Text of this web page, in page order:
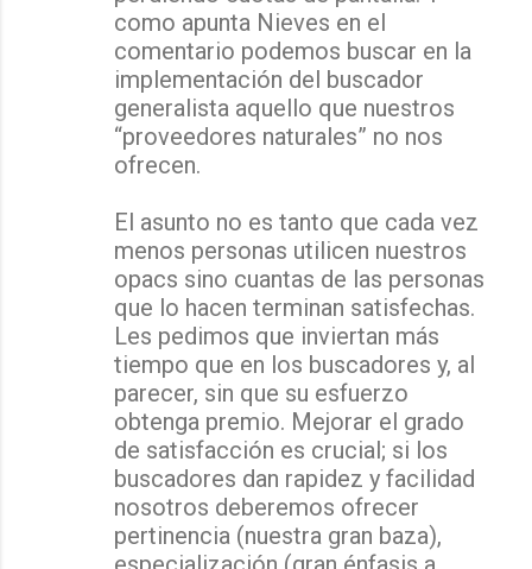
como apunta Nieves en el
comentario podemos buscar en la
implementación del buscador
generalista aquello que nuestros
“proveedores naturales” no nos
ofrecen.
El asunto no es tanto que cada vez
menos personas utilicen nuestros
opacs sino cuantas de las personas
que lo hacen terminan satisfechas.
Les pedimos que inviertan más
tiempo que en los buscadores y, al
parecer, sin que su esfuerzo
obtenga premio. Mejorar el grado
de satisfacción es crucial; si los
buscadores dan rapidez y facilidad
nosotros deberemos ofrecer
pertinencia (nuestra gran baza),